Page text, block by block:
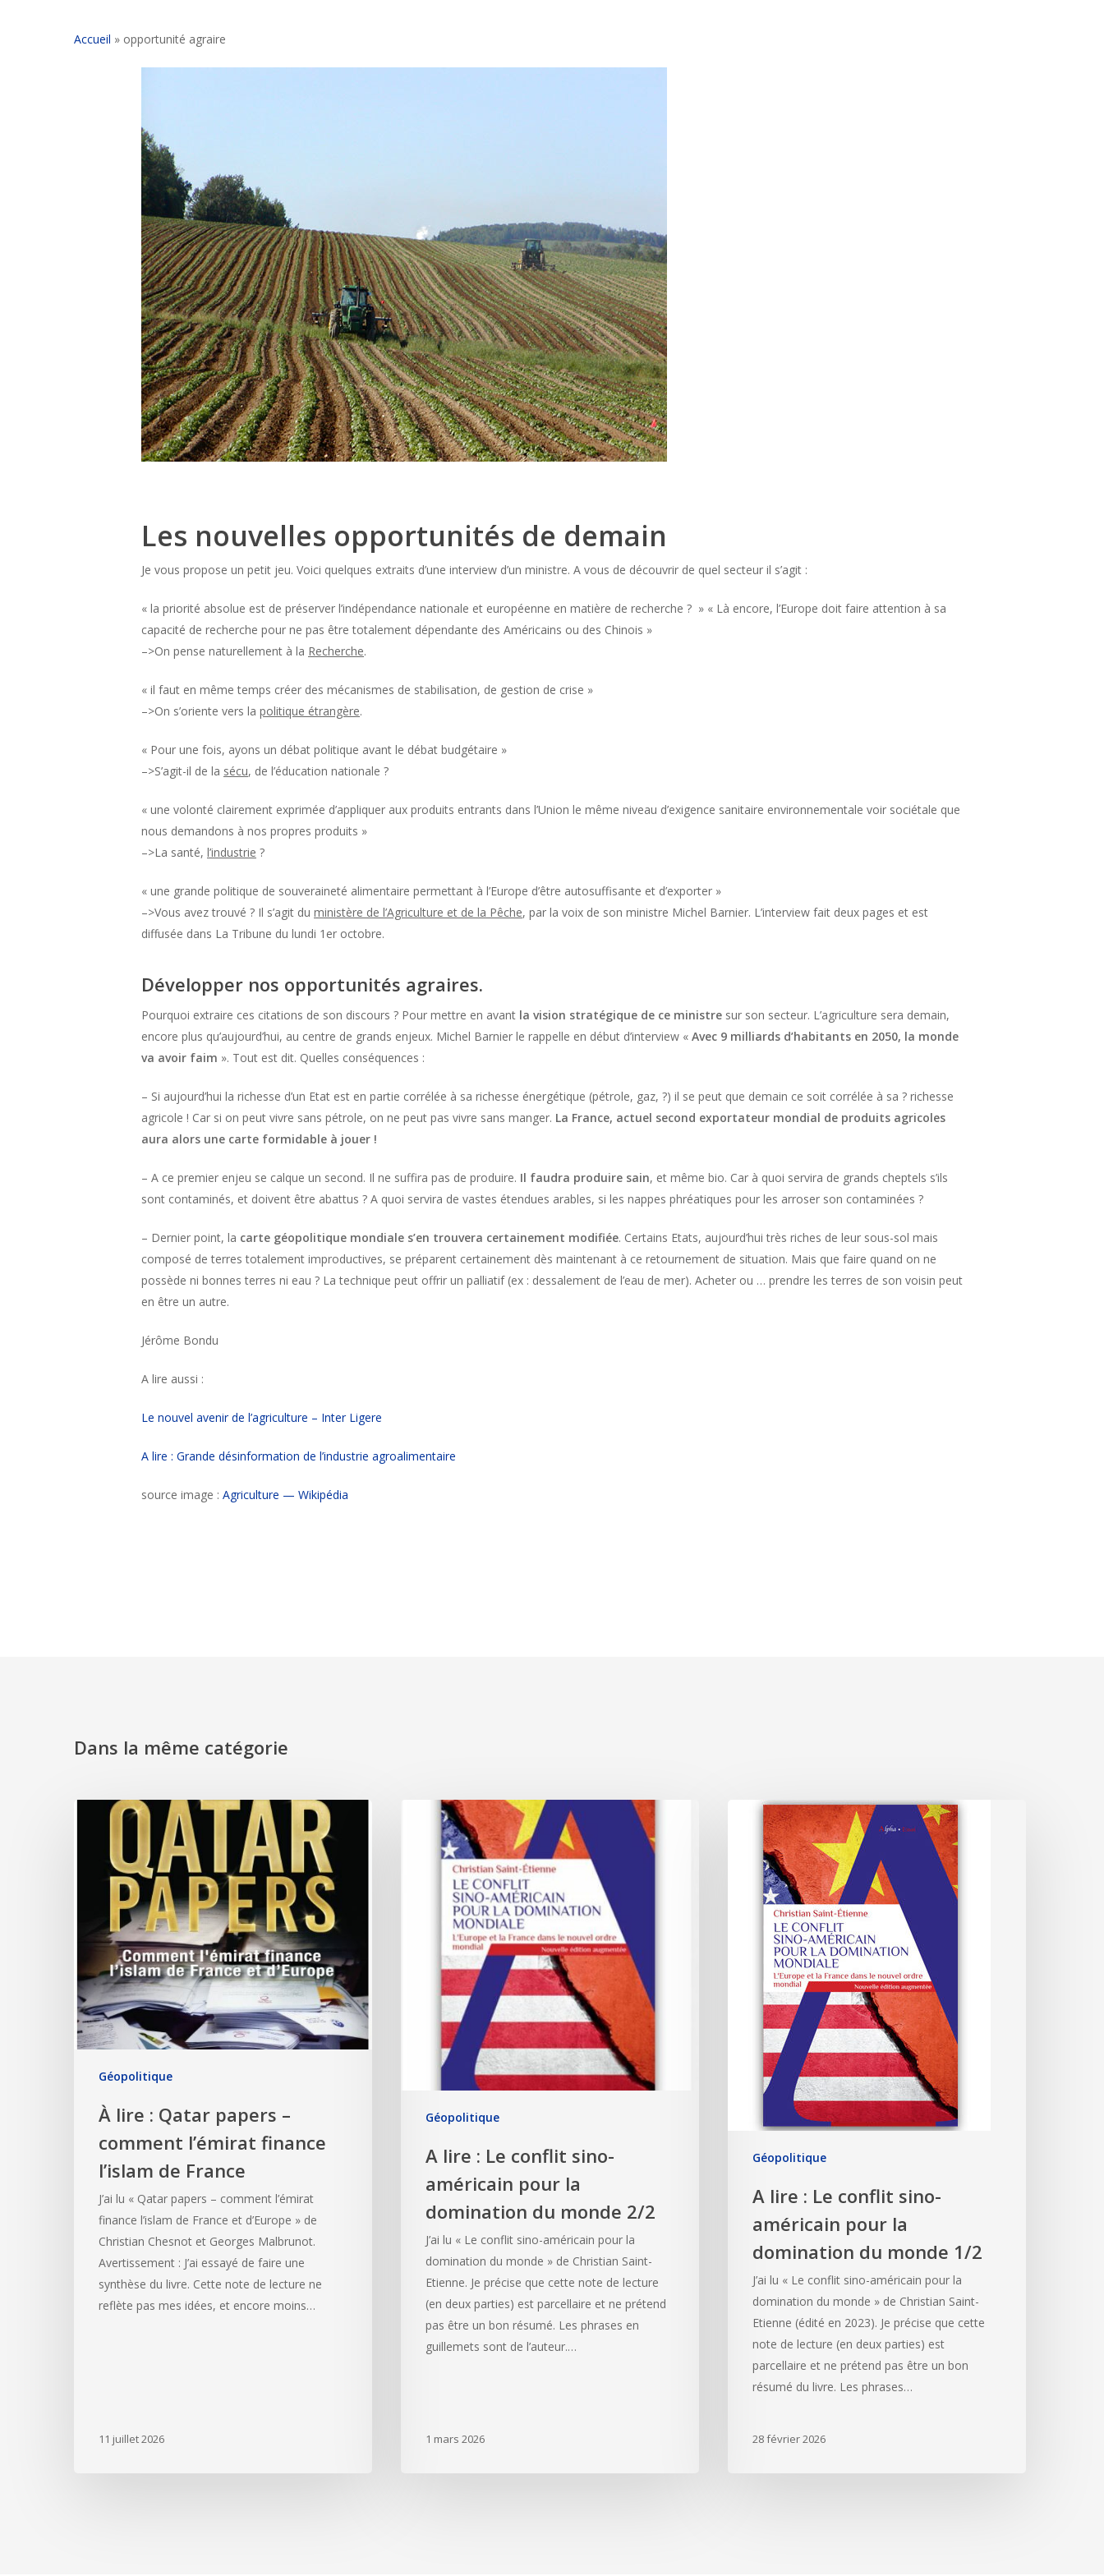
Accueil » opportunité agraire
Les nouvelles opportunités de demain
Je vous propose un petit jeu. Voici quelques extraits d’une interview d’un ministre. A vous de découvrir de quel secteur il s’agit :
« la priorité absolue est de préserver l’indépendance nationale et européenne en matière de recherche ? » « Là encore, l’Europe doit faire attention à sa
capacité de recherche pour ne pas être totalement dépendante des Américains ou des Chinois »
–>On pense naturellement à la Recherche.
« il faut en même temps créer des mécanismes de stabilisation, de gestion de crise »
–>On s’oriente vers la politique étrangère.
« Pour une fois, ayons un débat politique avant le débat budgétaire »
–>S’agit-il de la sécu, de l’éducation nationale ?
« une volonté clairement exprimée d’appliquer aux produits entrants dans l’Union le même niveau d’exigence sanitaire environnementale voir sociétale que
nous demandons à nos propres produits »
–>La santé, l’industrie ?
« une grande politique de souveraineté alimentaire permettant à l’Europe d’être autosuffisante et d’exporter »
–>Vous avez trouvé ? Il s’agit du ministère de l’Agriculture et de la Pêche, par la voix de son ministre Michel Barnier. L’interview fait deux pages et est
diffusée dans La Tribune du lundi 1er octobre.
Développer nos opportunités agraires.
Pourquoi extraire ces citations de son discours ? Pour mettre en avant la vision stratégique de ce ministre sur son secteur. L’agriculture sera demain,
encore plus qu’aujourd’hui, au centre de grands enjeux. Michel Barnier le rappelle en début d’interview « Avec 9 milliards d’habitants en 2050, la monde
va avoir faim ». Tout est dit. Quelles conséquences :
– Si aujourd’hui la richesse d’un Etat est en partie corrélée à sa richesse énergétique (pétrole, gaz, ?) il se peut que demain ce soit corrélée à sa ? richesse
agricole ! Car si on peut vivre sans pétrole, on ne peut pas vivre sans manger. La France, actuel second exportateur mondial de produits agricoles
aura alors une carte formidable à jouer !
– A ce premier enjeu se calque un second. Il ne suffira pas de produire. Il faudra produire sain, et même bio. Car à quoi servira de grands cheptels s’ils
sont contaminés, et doivent être abattus ? A quoi servira de vastes étendues arables, si les nappes phréatiques pour les arroser son contaminées ?
– Dernier point, la carte géopolitique mondiale s’en trouvera certainement modifiée. Certains Etats, aujourd’hui très riches de leur sous-sol mais
composé de terres totalement improductives, se préparent certainement dès maintenant à ce retournement de situation. Mais que faire quand on ne
possède ni bonnes terres ni eau ? La technique peut offrir un palliatif (ex : dessalement de l’eau de mer). Acheter ou … prendre les terres de son voisin peut
en être un autre.
Jérôme Bondu
A lire aussi :
Le nouvel avenir de l’agriculture – Inter Ligere
A lire : Grande désinformation de l’industrie agroalimentaire
source image : Agriculture — Wikipédia
Dans la même catégorie
Géopolitique
À lire : Qatar papers –
comment l’émirat finance
l’islam de France
J’ai lu « Qatar papers – comment l’émirat
finance l’islam de France et d’Europe » de
Christian Chesnot et Georges Malbrunot.
Avertissement : J’ai essayé de faire une
synthèse du livre. Cette note de lecture ne
reflète pas mes idées, et encore moins…
11 juillet 2026
Géopolitique
A lire : Le conflit sino-
américain pour la
domination du monde 2/2
J’ai lu « Le conflit sino-américain pour la
domination du monde » de Christian Saint-
Etienne. Je précise que cette note de lecture
(en deux parties) est parcellaire et ne prétend
pas être un bon résumé. Les phrases en
guillemets sont de l’auteur.…
1 mars 2026
Géopolitique
A lire : Le conflit sino-
américain pour la
domination du monde 1/2
J’ai lu « Le conflit sino-américain pour la
domination du monde » de Christian Saint-
Etienne (édité en 2023). Je précise que cette
note de lecture (en deux parties) est
parcellaire et ne prétend pas être un bon
résumé du livre. Les phrases…
28 février 2026